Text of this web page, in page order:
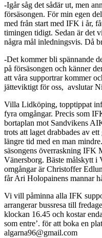
-Igår såg det sådär ut, men
försäsongen. För min egen
med från start med IFK i år,
timingen tidigt. Sedan är det
några mål inledningsvis. Då
-Det kommer bli spännande
på försäsongen och känner
att våra supportrar kommer
jätteviktigt för oss, avslutar
Villa Lidköping, topptippat
fyra omgångar. Precis som
bortaplan mot Sandvikens
trots att laget drabbades av
längre tid med en man
säsongens överraskning IFK
Vänersborg. Bäste målskytt i
omgångar är Christoffer
får Ari Holopainens mannar
Vi vill påminna alla IFK
arrangerar bussresa till
klockan 16.45 och kostar
som entre’. för att boka en
algarna96@gmail.com